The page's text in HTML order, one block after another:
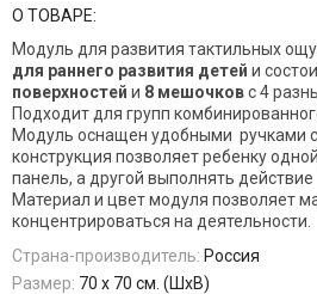
О ТОВАРЕ:
Модуль для развития тактильных
для раннего развития детей и
поверхностей и 8 мешочковс 4
Подходит для групп
Модуль оснащен удобными ручками с
конструкция позволяет ребенку
панель, а другой выполнять действие
Материал и цвет модуля позволяет
концентрироваться на деятельности.
Страна-производитель: Россия
Размер: 70 х 70 см. (ШхВ)